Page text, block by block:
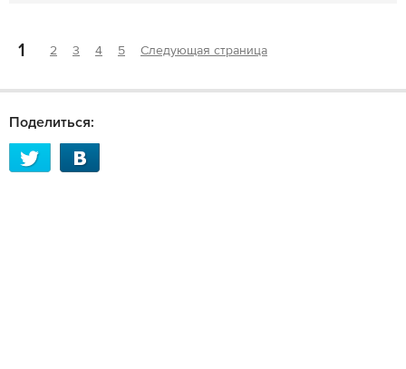
1 2 3 4 5 Следующая страница
Поделиться: